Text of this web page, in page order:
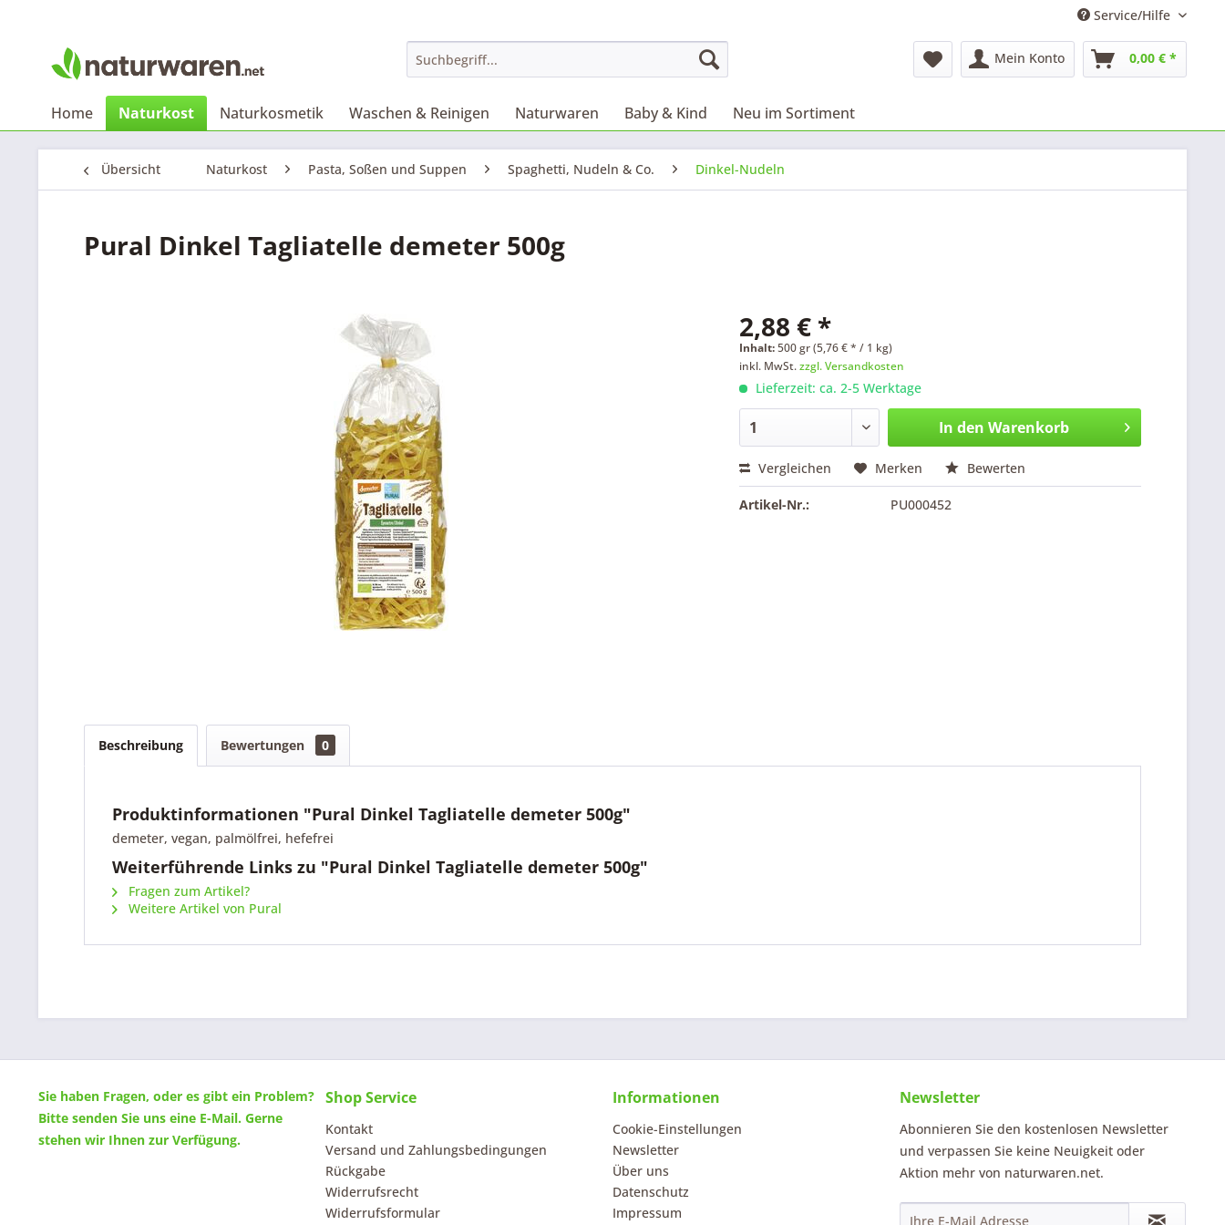
Service/Hilfe
Mein Konto 0,00 € *
Home Naturkost Naturkosmetik Waschen & Reinigen Naturwaren Baby & Kind Neu im Sortiment
Übersicht Naturkost Pasta, Soßen und Suppen Spaghetti, Nudeln & Co. Dinkel-Nudeln
Pural Dinkel Tagliatelle demeter 500g
2,88 € *
Inhalt:500 gr (5,76 € * / 1 kg)
inkl. MwSt.zzgl. Versandkosten
Lieferzeit: ca. 2-5 Werktage
In den Warenkorb
Vergleichen Merken Bewerten
Artikel-Nr.: PU000452
Beschreibung Bewertungen 0
Produktinformationen "Pural Dinkel Tagliatelle demeter 500g"
demeter, vegan, palmölfrei, hefefrei
Weiterführende Links zu "Pural Dinkel Tagliatelle demeter 500g"
Fragen zum Artikel?
Weitere Artikel von Pural
Sie haben Fragen, oder es gibt ein Problem?
Bitte senden Sie uns eine E-Mail. Gerne
stehen wir Ihnen zur Verfügung.
Shop Service
Kontakt
Versand und Zahlungsbedingungen
Rückgabe
Widerrufsrecht
Widerrufsformular
Informationen
Cookie-Einstellungen
Newsletter
Über uns
Datenschutz
Impressum
Newsletter
Abonnieren Sie den kostenlosen Newsletter
und verpassen Sie keine Neuigkeit oder
Aktion mehr von naturwaren.net.